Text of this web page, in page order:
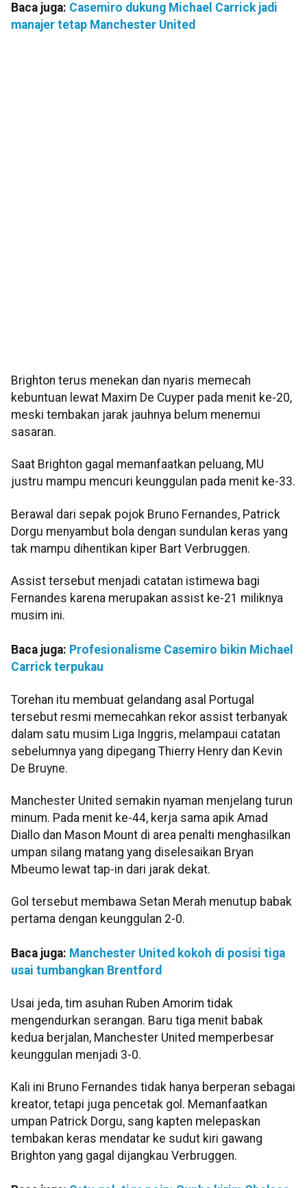
Baca juga: Casemiro dukung Michael Carrick jadi
manajer tetap Manchester United
Brighton terus menekan dan nyaris memecah
kebuntuan lewat Maxim De Cuyper pada menit ke-20,
meski tembakan jarak jauhnya belum menemui
sasaran.
Saat Brighton gagal memanfaatkan peluang, MU
justru mampu mencuri keunggulan pada menit ke-33.
Berawal dari sepak pojok Bruno Fernandes, Patrick
Dorgu menyambut bola dengan sundulan keras yang
tak mampu dihentikan kiper Bart Verbruggen.
Assist tersebut menjadi catatan istimewa bagi
Fernandes karena merupakan assist ke-21 miliknya
musim ini.
Baca juga: Profesionalisme Casemiro bikin Michael
Carrick terpukau
Torehan itu membuat gelandang asal Portugal
tersebut resmi memecahkan rekor assist terbanyak
dalam satu musim Liga Inggris, melampaui catatan
sebelumnya yang dipegang Thierry Henry dan Kevin
De Bruyne.
Manchester United semakin nyaman menjelang turun
minum. Pada menit ke-44, kerja sama apik Amad
Diallo dan Mason Mount di area penalti menghasilkan
umpan silang matang yang diselesaikan Bryan
Mbeumo lewat tap-in dari jarak dekat.
Gol tersebut membawa Setan Merah menutup babak
pertama dengan keunggulan 2-0.
Baca juga: Manchester United kokoh di posisi tiga
usai tumbangkan Brentford
Usai jeda, tim asuhan Ruben Amorim tidak
mengendurkan serangan. Baru tiga menit babak
kedua berjalan, Manchester United memperbesar
keunggulan menjadi 3-0.
Kali ini Bruno Fernandes tidak hanya berperan sebagai
kreator, tetapi juga pencetak gol. Memanfaatkan
umpan Patrick Dorgu, sang kapten melepaskan
tembakan keras mendatar ke sudut kiri gawang
Brighton yang gagal dijangkau Verbruggen.